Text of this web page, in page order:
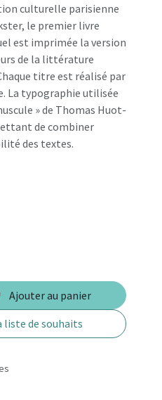
culturelle parisienne
le premier livre
est imprimée la version
de la littérature
titre est réalisé par
La typographie utilisée
» de Thomas Huot-
de combiner
des textes.
Ajouter au panier
liste de souhaits